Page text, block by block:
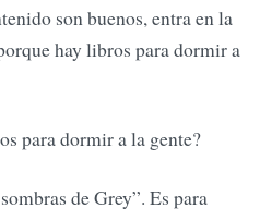
son buenos, entra en la
hay libros para dormir a
para dormir a la gente?
de Grey”. Es para